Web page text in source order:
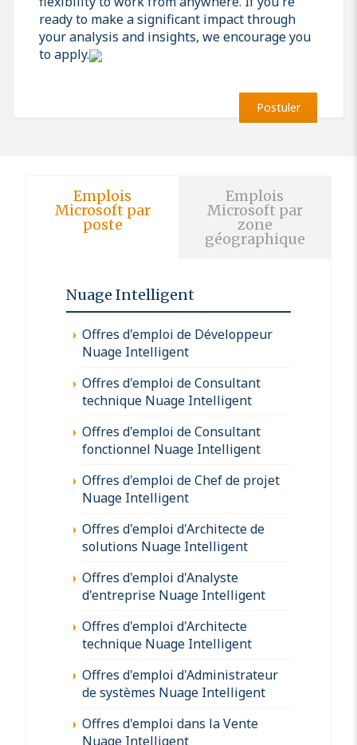
ready to make a significant impact through
your analysis and insights, we encourage you
to apply.
Postuler
Emplois
Microsoft par
poste
Emplois
Microsoft par
zone
géographique
Nuage Intelligent
Offres d'emploi de Développeur
Nuage Intelligent
Offres d'emploi de Consultant
technique Nuage Intelligent
Offres d'emploi de Consultant
fonctionnel Nuage Intelligent
Offres d'emploi de Chef de projet
Nuage Intelligent
Offres d'emploi d'Architecte de
solutions Nuage Intelligent
Offres d'emploi d'Analyste
d'entreprise Nuage Intelligent
Offres d'emploi d'Architecte
technique Nuage Intelligent
Offres d'emploi d'Administrateur
de systèmes Nuage Intelligent
Offres d'emploi dans la Vente
Nuage Intelligent